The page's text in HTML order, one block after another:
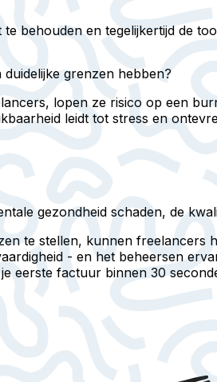
behouden en tegelijkertijd de
grenzen hebben?
lopen ze risico op een
leidt tot stress en
gezondheid schaden, de
te stellen, kunnen
- en het beheersen
eerste factuur binnen 30